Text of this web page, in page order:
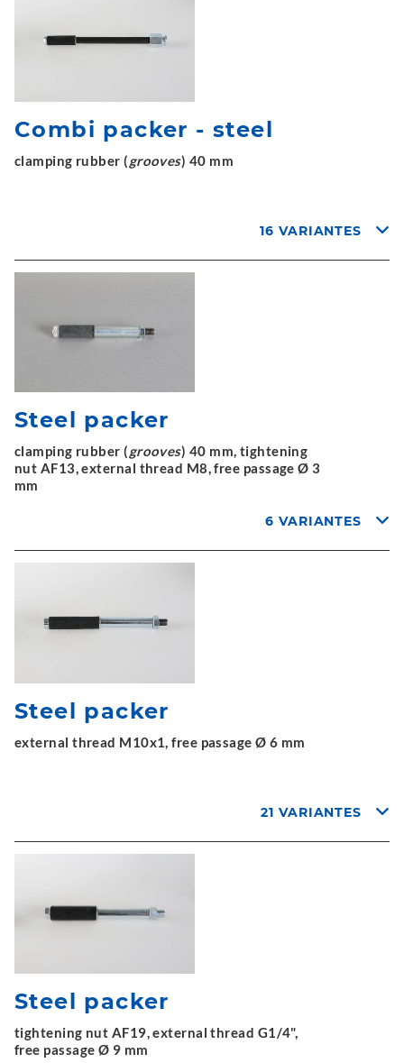
Combi packer - steel
clamping rubber (grooves) 40 mm
16 VARIANTES
Steel packer
clamping rubber (grooves) 40 mm, tightening
nut AF13, external thread M8, free passage Ø 3
mm
6 VARIANTES
Steel packer
external thread M10x1, free passage Ø 6 mm
21 VARIANTES
Steel packer
tightening nut AF19, external thread G1/4",
free passage Ø 9 mm